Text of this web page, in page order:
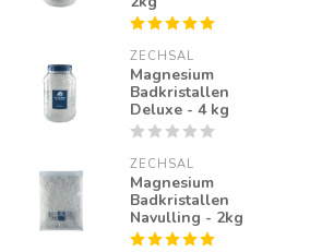
ZECHSAL
Magnesium
Badkristallen
Deluxe - 4 kg
ZECHSAL
Magnesium
Badkristallen
Navulling - 2kg